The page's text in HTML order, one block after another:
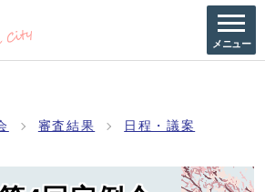
メニュー
審査結果 日程・議案